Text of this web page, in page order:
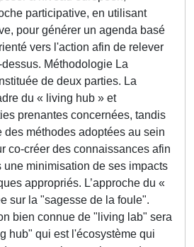
participative, en utilisant
pour générer un agenda basé
vers l'action afin de relever
Méthodologie La
de deux parties. La
du « living hub » et
prenantes concernées, tandis
des méthodes adoptées au sein
co-créer des connaissances afin
une minimisation de ses impacts
appropriés. L’approche du «
sur la "sagesse de la foule".
bien connue de "living lab" sera
hub" qui est l'écosystème qui